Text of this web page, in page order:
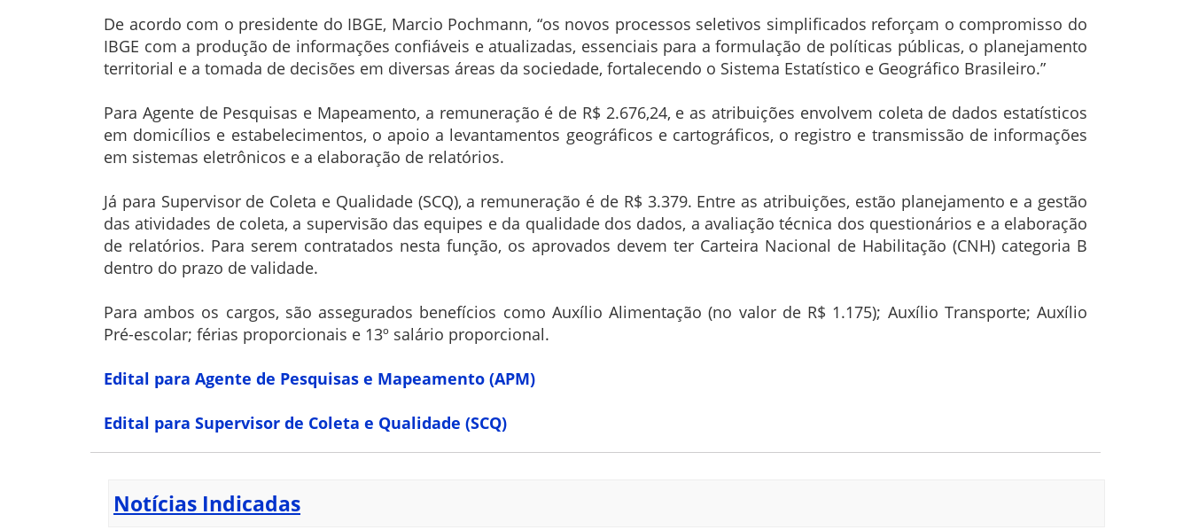
De acordo com o presidente do IBGE, Marcio Pochmann, “os novos processos seletivos simplificados reforçam o compromisso do
IBGE com a produção de informações confiáveis e atualizadas, essenciais para a formulação de políticas públicas, o planejamento
territorial e a tomada de decisões em diversas áreas da sociedade, fortalecendo o Sistema Estatístico e Geográfico Brasileiro.”
Para Agente de Pesquisas e Mapeamento, a remuneração é de R$ 2.676,24, e as atribuições envolvem coleta de dados estatísticos
em domicílios e estabelecimentos, o apoio a levantamentos geográficos e cartográficos, o registro e transmissão de informações
em sistemas eletrônicos e a elaboração de relatórios.
Já para Supervisor de Coleta e Qualidade (SCQ), a remuneração é de R$ 3.379. Entre as atribuições, estão planejamento e a gestão
das atividades de coleta, a supervisão das equipes e da qualidade dos dados, a avaliação técnica dos questionários e a elaboração
de relatórios. Para serem contratados nesta função, os aprovados devem ter Carteira Nacional de Habilitação (CNH) categoria B
dentro do prazo de validade.
Para ambos os cargos, são assegurados benefícios como Auxílio Alimentação (no valor de R$ 1.175); Auxílio Transporte; Auxílio
Pré-escolar; férias proporcionais e 13º salário proporcional.
Edital para Agente de Pesquisas e Mapeamento (APM)
Edital para Supervisor de Coleta e Qualidade (SCQ)
Notícias Indicadas